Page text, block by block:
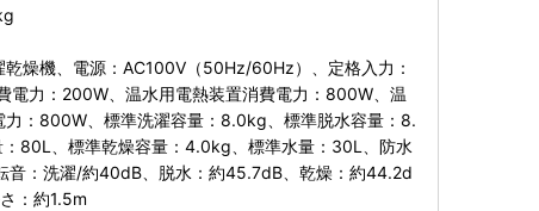
乾燥機、電源：AC100V（50Hz/60Hz）、定格入力：
電力：200W、温水用電熱装置消費電力：800W、温
力：800W、標準洗濯容量：8.0kg、標準脱水容量：8.
80L、標準乾燥容量：4.0kg、標準水量：30L、防水
音：洗濯/約40dB、脱水：約45.7dB、乾燥：約44.2d
：約1.5m